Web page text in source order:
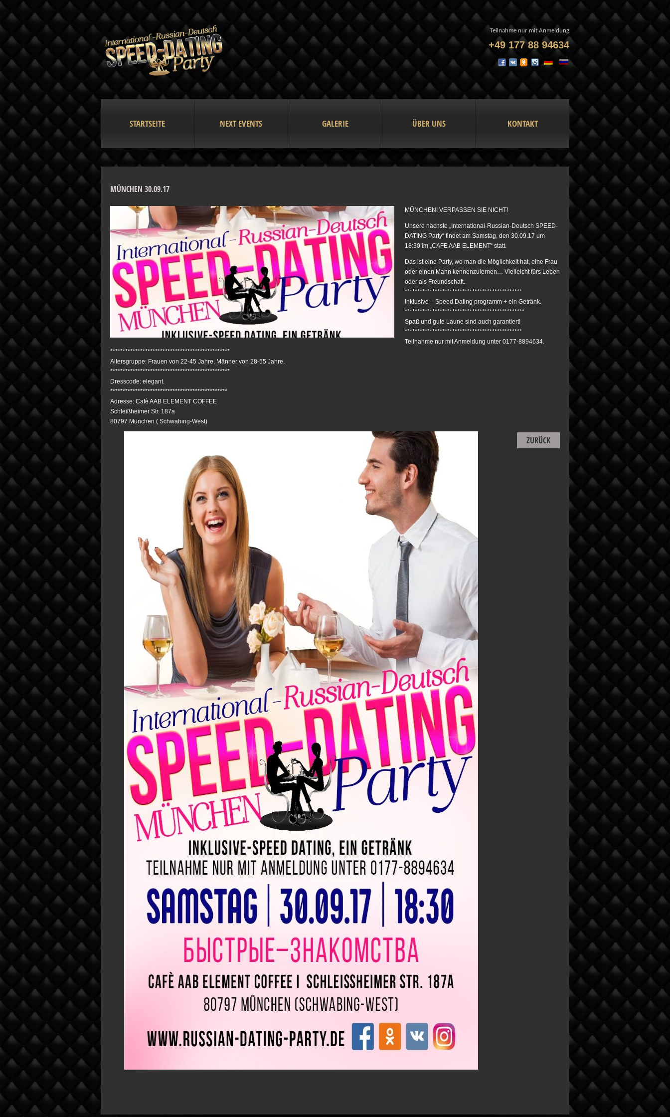
Teilnahme nur mit Anmeldung
+49 177 88 94634
STARTSEITE NEXT EVENTS GALERIE ÜBER UNS KONTAKT
MÜNCHEN 30.09.17
MÜNCHEN! VERPASSEN SIE NICHT!
Unsere nächste „International-Russian-Deutsch SPEED-
DATING Party“ findet am Samstag, den 30.09.17 um
18:30 im „CAFE AAB ELEMENT“ statt.
Das ist eine Party, wo man die Möglichkeit hat, eine Frau
oder einen Mann kennenzulernen… Vielleicht fürs Leben
oder als Freundschaft.
***********************************************
Inklusive – Speed Dating programm + еin Getränk.
************************************************
Spaß und gute Laune sind auch garantiert!
***********************************************
Teilnahme nur mit Anmeldung unter 0177-8894634.
************************************************
Altersgruppe: Frauen von 22-45 Jahre, Männer von 28-55 Jahre.
************************************************
Dresscode: elegant.
***********************************************
Adresse: Cafè AAB ELEMENT COFFEE
Schleißheimer Str. 187a
80797 München ( Schwabing-West)
ZURÜCK